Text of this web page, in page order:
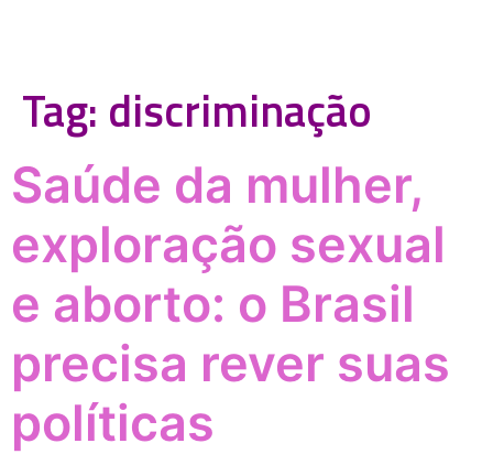
Tag: discriminação
Saúde da mulher,
exploração sexual
e aborto: o Brasil
precisa rever suas
políticas